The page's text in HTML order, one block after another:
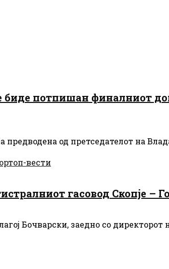
биде потпишан финалниот
предводена од претседателот на
топ-вести
гасовод Скопје –
Бочварски, заедно со